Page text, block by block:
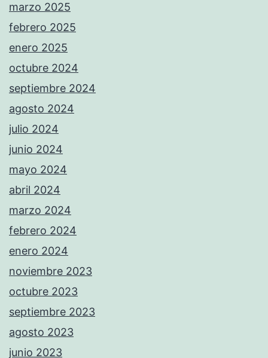
marzo 2025
febrero 2025
enero 2025
octubre 2024
septiembre 2024
agosto 2024
julio 2024
junio 2024
mayo 2024
abril 2024
marzo 2024
febrero 2024
enero 2024
noviembre 2023
octubre 2023
septiembre 2023
agosto 2023
junio 2023